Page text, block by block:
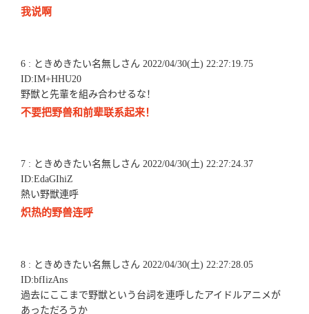
我说啊
6 : ときめきたい名無しさん 2022/04/30(土) 22:27:19.75
ID:IM+HHU20
野獣と先輩を組み合わせるな！
不要把野兽和前辈联系起来！
7 : ときめきたい名無しさん 2022/04/30(土) 22:27:24.37
ID:EdaGIhiZ
熱い野獣連呼
炽热的野兽连呼
8 : ときめきたい名無しさん 2022/04/30(土) 22:27:28.05
ID:bfIizAns
過去にここまで野獣という台詞を連呼したアイドルアニメが
あっただろうか